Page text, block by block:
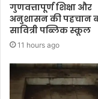
गुणवत्तापूर्ण शिक्षा और
अनुशासन की पहचान
सावित्री पब्लिक स्कूल
11 hours ago